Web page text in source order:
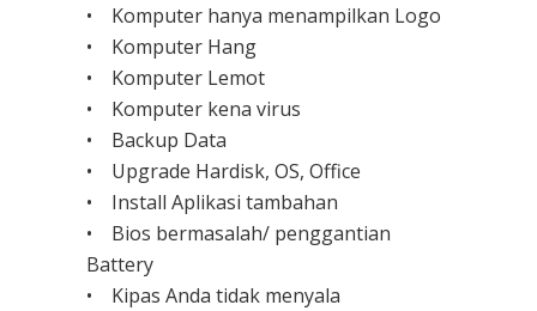
• Komputer hanya menampilkan Logo
• Komputer Hang
• Komputer Lemot
• Komputer kena virus
• Backup Data
• Upgrade Hardisk, OS, Office
• Install Aplikasi tambahan
• Bios bermasalah/ penggantian
Battery
• Kipas Anda tidak menyala